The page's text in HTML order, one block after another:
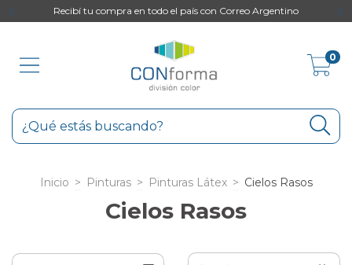
Recibí tu compra en todo el país con Correo Argentino
0
Inicio > Pinturas > Pinturas Látex > Cielos Rasos
Cielos Rasos